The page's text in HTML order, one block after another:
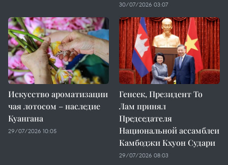
30/07/2026 03:07
Искусство ароматизации
чая лотосом – наследие
Куангана
29/07/2026 10:05
Генсек, Президент То
Лам принял
Председателя
Национальной ассамблеи
Камбоджи Кхуон Судари
29/07/2026 08:03